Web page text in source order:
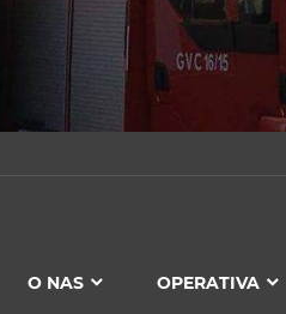
O NAS OPERATIVA